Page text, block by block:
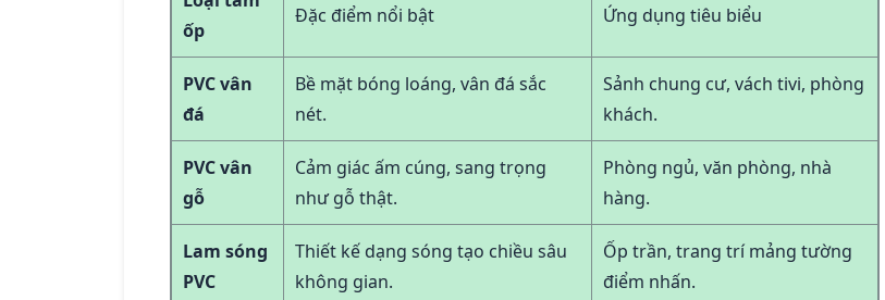
ốp
Đặc điểm nổi bật Ứng dụng tiêu biểu
PVC vân
đá
Bề mặt bóng loáng, vân đá sắc
nét.
Sảnh chung cư, vách tivi, phòng
khách.
PVC vân
gỗ
Cảm giác ấm cúng, sang trọng
như gỗ thật.
Phòng ngủ, văn phòng, nhà
hàng.
Lam sóng
PVC
Thiết kế dạng sóng tạo chiều sâu
không gian.
Ốp trần, trang trí mảng tường
điểm nhấn.